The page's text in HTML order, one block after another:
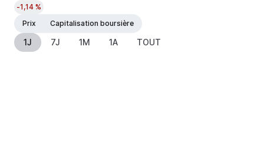
-1,14 %
Prix
Capitalisation boursière
1J 7J 1M 1A TOUT